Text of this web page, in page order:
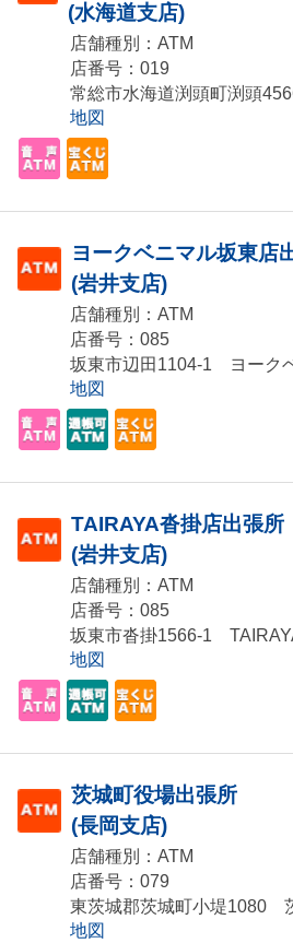
(水海道支店)
店舗種別：ATM
店番号：019
常総市水海道渕頭町渕頭
地図
ヨークベニマル坂東店
(岩井支店)
店舗種別：ATM
店番号：085
坂東市辺田1104-1 ヨーク
地図
TAIRAYA沓掛店出張所
(岩井支店)
店舗種別：ATM
店番号：085
坂東市沓掛1566-1
地図
茨城町役場出張所
(長岡支店)
店舗種別：ATM
店番号：079
東茨城郡茨城町小堤1080
地図